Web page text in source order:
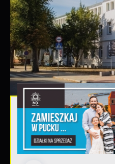
20 - 08 - 2026
Teatralne lato -